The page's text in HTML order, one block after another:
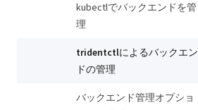
kubectlでバックエンドを管
理
tridentctlによるバックエン
ドの管理
バックエンド管理オプショ